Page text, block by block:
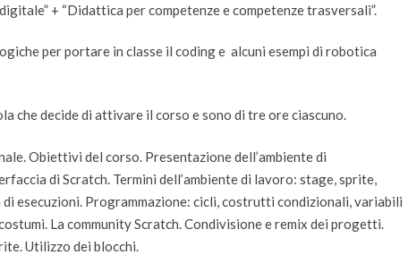
+ “Didattica per competenze e competenze trasversali”.
per portare in classe il coding e alcuni esempi di robotica
che decide di attivare il corso e sono di tre ore ciascuno.
Obiettivi del corso. Presentazione dell’ambiente di
di Scratch. Termini dell’ambiente di lavoro: stage, sprite,
di esecuzioni. Programmazione: cicli, costrutti condizionali, variabili
La community Scratch. Condivisione e remix dei progetti.
Utilizzo dei blocchi.